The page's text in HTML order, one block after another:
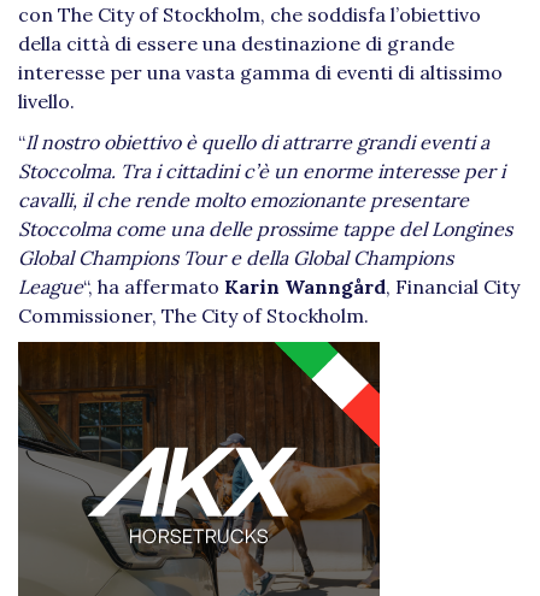
con The City of Stockholm, che soddisfa l’obiettivo
della città di essere una destinazione di grande
interesse per una vasta gamma di eventi di altissimo
livello.
“Il nostro obiettivo è quello di attrarre grandi eventi a
Stoccolma. Tra i cittadini c’è un enorme interesse per i
cavalli, il che rende molto emozionante presentare
Stoccolma come una delle prossime tappe del Longines
Global Champions Tour e della Global Champions
League“, ha affermato Karin Wanngård, Financial City
Commissioner, The City of Stockholm.